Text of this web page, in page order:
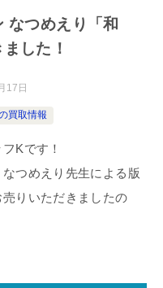
なつめえり「和
した！
17日
買取情報
Kです！
つめえり先生による版
りいただきましたの